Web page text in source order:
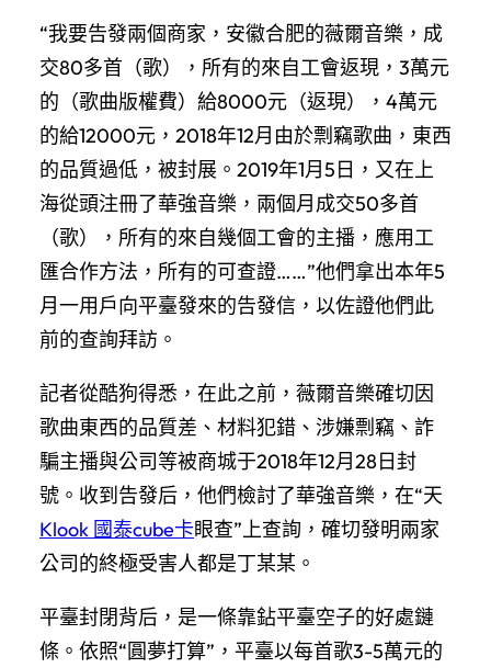
“我要告發兩個商家，安徽合肥的薇爾音樂，成
交80多首（歌），所有的來自工會返現，3萬元
的（歌曲版權費）給8000元（返現），4萬元
的給12000元，2018年12月由於剽竊歌曲，東西
的品質過低，被封展。2019年1月5日，又在上
海從頭注冊了華強音樂，兩個月成交50多首
（歌），所有的來自幾個工會的主播，應用工
匯合作方法，所有的可查證……”他們拿出本年5
月一用戶向平臺發來的告發信，以佐證他們此
前的查詢拜訪。
記者從酷狗得悉，在此之前，薇爾音樂確切因
歌曲東西的品質差、材料犯錯、涉嫌剽竊、詐
騙主播與公司等被商城于2018年12月28日封
號。收到告發后，他們檢討了華強音樂，在“天
Klook 國泰cube卡眼查”上查詢，確切發明兩家
公司的終極受害人都是丁某某。
平臺封閉背后，是一條靠鉆平臺空子的好處鏈
條。依照“圓夢打算”，平臺以每首歌3-5萬元的